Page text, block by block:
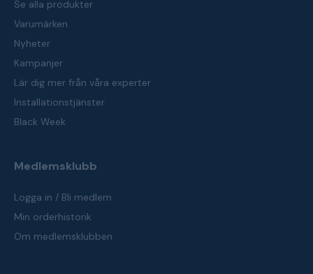
Se alla produkter
Varumärken
Nyheter
Kampanjer
Lär dig mer från våra experter
Installationstjänster
Black Week
Medlemsklubb
Logga in / Bli medlem
Min orderhistorik
Om medlemsklubben